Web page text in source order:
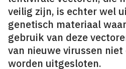
veilig zijn, is echter wel
genetisch materiaal
gebruik van deze
van nieuwe virussen niet
worden uitgesloten.